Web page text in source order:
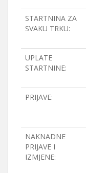
STARTNINA ZA
SVAKU TRKU:
UPLATE
STARTNINE:
PRIJAVE:
NAKNADNE
PRIJAVE I
IZMJENE: